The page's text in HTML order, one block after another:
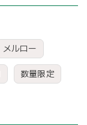
メルロー
数量限定